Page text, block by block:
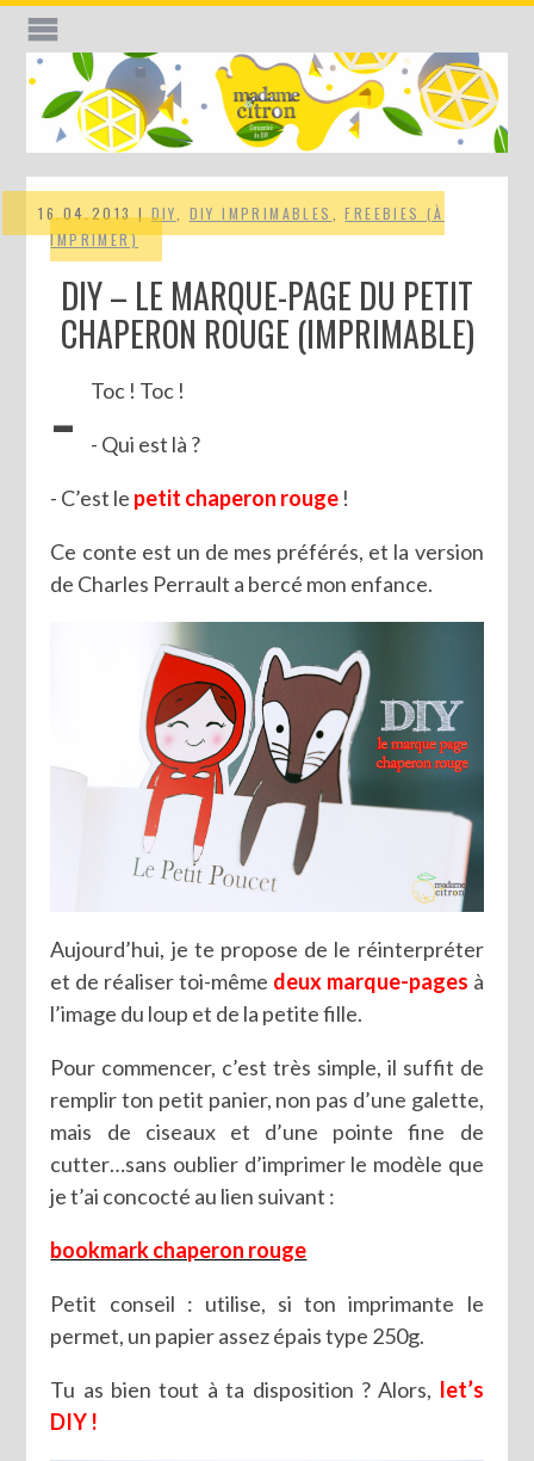
16.04.2013 |DIY DIY IMPRIMABLES ,FREEBIES (À
IMPRIMER)
DIY – LE MARQUE-PAGE DU PETIT
CHAPERON ROUGE (IMPRIMABLE)
- Toc ! Toc !
- Qui est là ?
- C’est le petit chaperon rouge !
Ce conte est un de mes préférés, et la version
de Charles Perrault a bercé mon enfance.
Aujourd’hui, je te propose de le réinterpréter
et de réaliser toi-même deux marque-pages à
l’image du loup et de la petite fille.
Pour commencer, c’est très simple, il suffit de
remplir ton petit panier, non pas d’une galette,
mais de ciseaux et d’une pointe fine de
cutter…sans oublier d’imprimer le modèle que
je t’ai concocté au lien suivant :
bookmark chaperon rouge
Petit conseil : utilise, si ton imprimante le
permet, un papier assez épais type 250g.
Tu as bien tout à ta disposition ? Alors, let’s
DIY !